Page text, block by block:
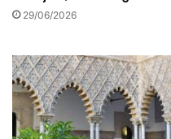
d
i
z
a
b
o
l
29/06/2026